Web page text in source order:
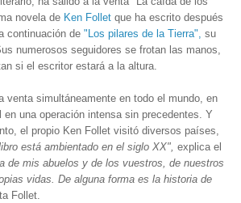
novela de Ken Follet que ha escrito después
continuación de "Los pilares de la Tierra", su
numerosos seguidores se frotan las manos,
si el escritor estará a la altura.
venta simultáneamente en todo el mundo, en
una operación intensa sin precedentes. Y
el propio Ken Follet visitó diversos países,
está ambientado en el siglo XX", explica el
de mis abuelos y de los vuestros, de nuestros
vidas. De alguna forma es la historia de
Follet.